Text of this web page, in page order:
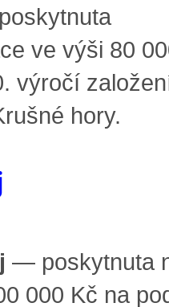
ve výši 80
výročí
hory.
— poskytnuta
000 Kč na